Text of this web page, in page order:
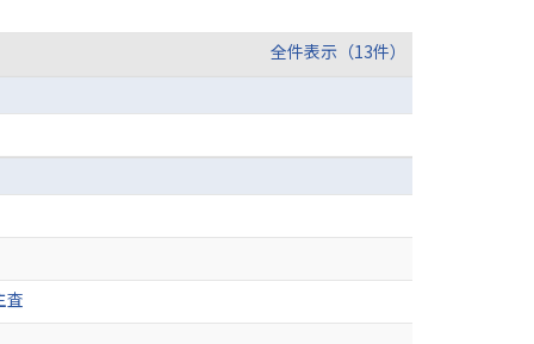
全件表示（13件）
査